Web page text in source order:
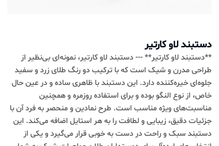
دستبند لاو کارتیر
**دستبند لاو کارتیر** --- دستبند لاو کارتیر، نمونه‌ای بی‌نظیر از
طراحی مدرن و شیک است که با ترکیب دو رنگ طلای زرد و سفید
جلوه‌ای خیره‌کننده دارد. این دستبند با ظاهری ساده و در عین حال
خاص، از نوع النگو بوده و برای استفاده روزمره و همچنین
مناسبت‌های ویژه مناسب است. طرح نمادین و منحصر به فرد آن با
جزئیات دقیق، زیبایی و لطافت را به هر استایل اضافه می‌کند. این
دستبند سبک و راحت در دست به خوبی قرار می‌گیرد و یکی از